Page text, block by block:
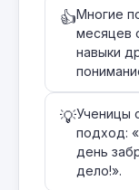
👍Многие
месяцев
навыки
💡Ученицы
подход:
день
дело!».